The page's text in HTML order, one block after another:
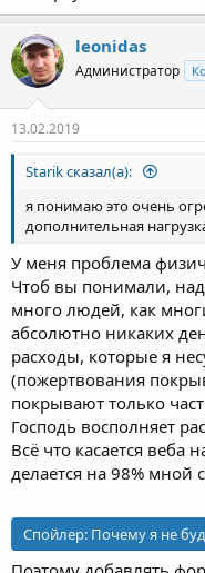
leonidas
Администратор
13.02.2019
Starik сказал(а):
я понимаю это очень
дополнительная
У меня проблема
Чтоб вы понимали, над
много людей, как
абсолютно никаких
расходы, которые я
(пожертвования
покрывают только
Господь восполняет
Всё что касается веба
делается на 98% мной
Спойлер: Почему я не